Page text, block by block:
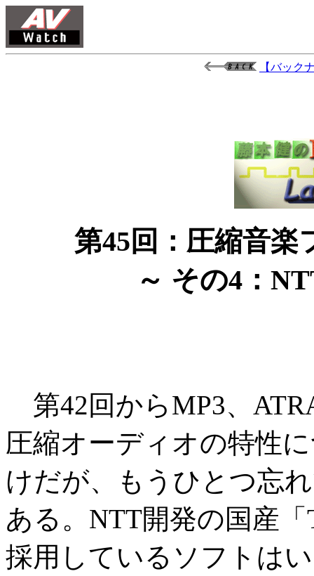
【バック
第45回：圧縮音
～ その4：
第42回からMP3、
圧縮オーディオの特性
けだが、もうひとつ忘
ある。NTT開発の国産
採用しているソフトは